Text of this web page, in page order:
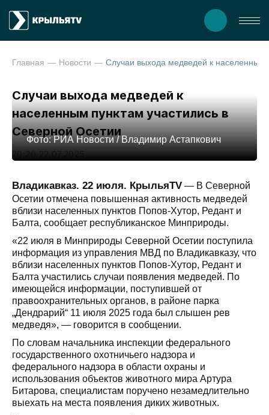
Главная Новости
Случаи выхода медведей к
населенным пунктам участились в
Северной Осетии
20:20 22.07.2025
Фото: РИА Новости / Владимир Астапкович
Владикавказ. 22 июля. КрыльяTV — В Северной
Осетии отмечена повышенная активность медведей
вблизи населенных пунктов Попов-Хутор, Редант и
Балта, сообщает республиканское Минприроды.
«22 июля в Минприроды Северной Осетии поступила
информация из управления МВД по Владикавказу, что
вблизи населенных пунктов Попов-Хутор, Редант и
Балта участились случаи появления медведей. По
имеющейся информации, поступившей от
правоохранительных органов, в районе парка
„Дендрарий“ 11 июля 2025 года был слышен рев
медведя», — говорится в сообщении.
По словам начальника инспекции федерального
государственного охотничьего надзора и
федерального надзора в области охраны и
использования объектов животного мира Артура
Битарова, специалистам поручено незамедлительно
выехать на места появления диких животных.